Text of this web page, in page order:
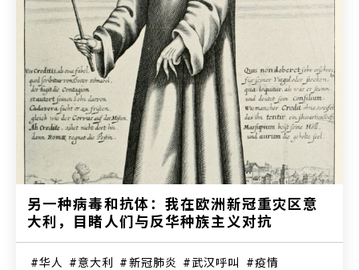
另一种病毒和抗体：我在欧洲新冠重灾区意
大利，目睹人们与反华种族主义对抗
华人 意大利 新冠肺炎 武汉呼叫
疫情